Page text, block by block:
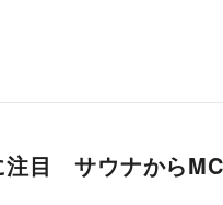
注目 サウナから